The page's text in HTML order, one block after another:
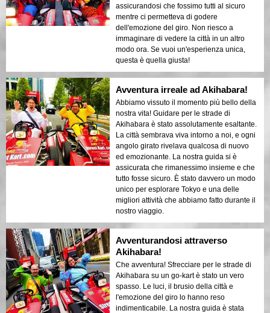
assicurandosi che fossimo tutti al sicuro
mentre ci permetteva di godere
dell'emozione del giro. Non riesco a
immaginare di vedere la città in un altro
modo ora. Se vuoi un'esperienza unica,
questa è quella giusta!
Avventura irreale ad Akihabara!
Abbiamo vissuto il momento più bello della
nostra vita! Guidare per le strade di
Akihabara è stato assolutamente esaltante.
La città sembrava viva intorno a noi, e ogni
angolo girato rivelava qualcosa di nuovo
ed emozionante. La nostra guida si è
assicurata che rimanessimo insieme e che
tutto fosse sicuro. È stato davvero un modo
unico per esplorare Tokyo e una delle
migliori attività che abbiamo fatto durante il
nostro viaggio.
Avventurandosi attraverso
Akihabara!
Che avventura! Sfrecciare per le strade di
Akihabara su un go-kart è stato un vero
spasso. Le luci, il brusio della città e
l'emozione del giro lo hanno reso
indimenticabile. La nostra guida è stata